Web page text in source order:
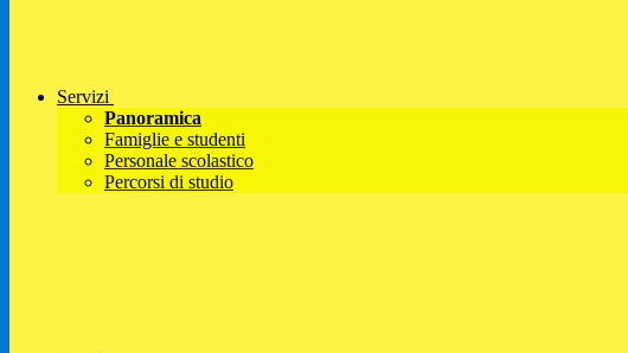
Servizi
Panoramica
Famiglie e studenti
Personale scolastico
Percorsi di studio